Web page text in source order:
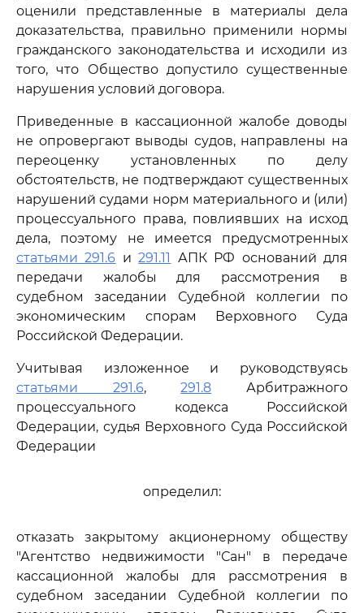
оценили представленные в материалы дела
доказательства, правильно применили нормы
гражданского законодательства и исходили из
того, что Общество допустило существенные
нарушения условий договора.
Приведенные в кассационной жалобе доводы
не опровергают выводы судов, направлены на
переоценку установленных по делу
обстоятельств, не подтверждают существенных
нарушений судами норм материального и (или)
процессуального права, повлиявших на исход
дела, поэтому не имеется предусмотренных
статьями 291.6 и291.11 АПК РФ оснований для
передачи жалобы для рассмотрения в
судебном заседании Судебной коллегии по
экономическим спорам Верховного Суда
Российской Федерации.
Учитывая изложенное и руководствуясь
статьями 291.6,291.8 Арбитражного
процессуального кодекса Российской
Федерации, судья Верховного Суда Российской
Федерации
определил:
отказать закрытому акционерному обществу
"Агентство недвижимости "Сан" в передаче
кассационной жалобы для рассмотрения в
судебном заседании Судебной коллегии по